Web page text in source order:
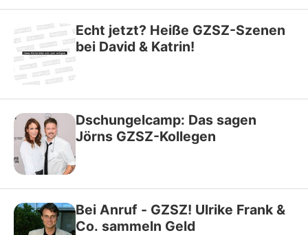
Echt jetzt? Heiße GZSZ-Szenen
bei David & Katrin!
Dschungelcamp: Das sagen
Jörns GZSZ-Kollegen
Bei Anruf - GZSZ! Ulrike Frank &
Co. sammeln Geld